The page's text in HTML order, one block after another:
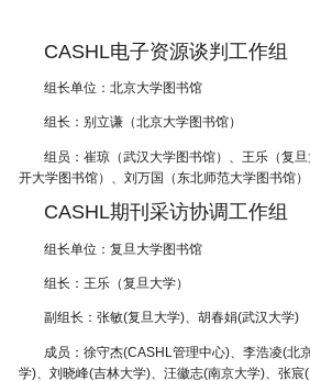
CASHL电子资源谈判工作组
组长单位：北京大学图书馆
组长：别立谦（北京大学图书馆）
组员：崔琼（武汉大学图书馆）、 王乐（复
开大学图书馆）、 刘万国（东北师范大学图书馆）
CASHL期刊采访协调工作组
组长单位：复旦大学图书馆
组长：王乐（复旦大学）
副组长：张敏(复旦大学)、胡春娟(武汉大学)
成员：徐守杰(CASHL管理中心)、李浩凌(北
学)、刘晓峰(吉林大学)、汪徽志(南京大学)、张宸